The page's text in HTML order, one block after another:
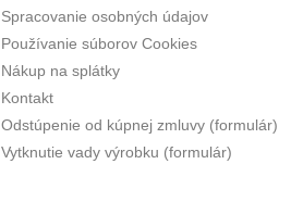
Spracovanie osobných údajov
Používanie súborov Cookies
Nákup na splátky
Kontakt
Odstúpenie od kúpnej zmluvy (formulár)
Vytknutie vady výrobku (formulár)